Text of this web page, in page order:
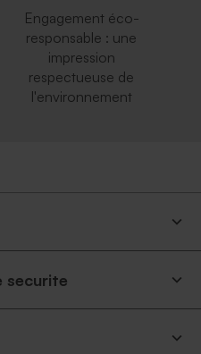
Engagement éco-
responsable : une
impression
respectueuse de
l'environnement
securite